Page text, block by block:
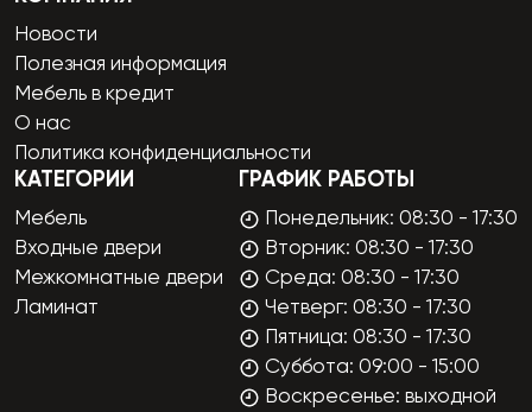
Новости
Полезная информация
Мебель в кредит
О нас
Политика конфиденциальности
КАТЕГОРИИ
Мебель
Входные двери
Межкомнатные двери
Ламинат
ГРАФИК РАБОТЫ
Понедельник: 08:30 - 17:30
Вторник: 08:30 - 17:30
Среда: 08:30 - 17:30
Четверг: 08:30 - 17:30
Пятница: 08:30 - 17:30
Суббота: 09:00 - 15:00
Воскресенье: выходной